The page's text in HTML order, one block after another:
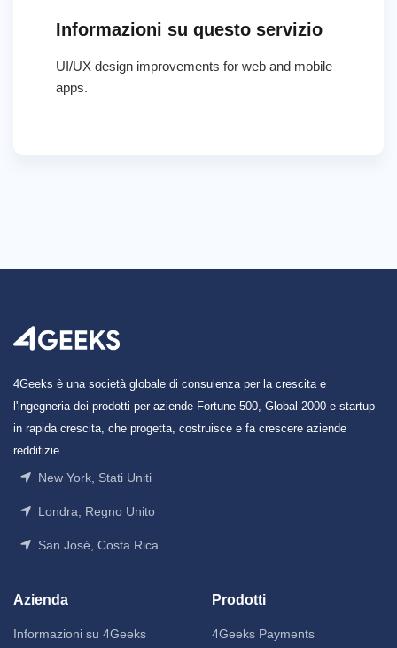
Informazioni su questo servizio
UI/UX design improvements for web and mobile
apps.
4Geeks è una società globale di consulenza per la crescita e
l'ingegneria dei prodotti per aziende Fortune 500, Global 2000 e startup
in rapida crescita, che progetta, costruisce e fa crescere aziende
redditizie.
New York, Stati Uniti
Londra, Regno Unito
San José, Costa Rica
Azienda
Informazioni su 4Geeks
Prodotti
4Geeks Payments